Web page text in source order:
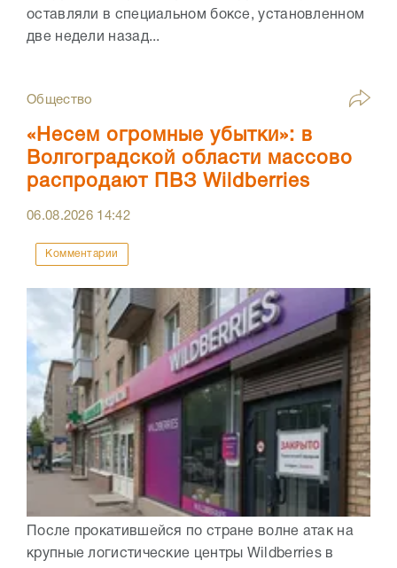
оставляли в специальном боксе, установленном
две недели назад...
Общество
«Несем огромные убытки»: в
Волгоградской области массово
распродают ПВЗ Wildberries
06.08.2026 14:42
Комментарии
После прокатившейся по стране волне атак на
крупные логистические центры Wildberries в